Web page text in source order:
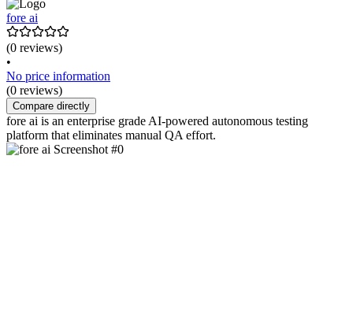
fore ai
(0 reviews)
•
No price information
(0 reviews)
Compare directly
fore ai is an enterprise grade AI-powered autonomous testing
platform that eliminates manual QA effort.